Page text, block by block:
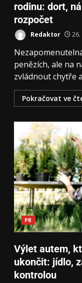
rodinu: dort,
rozpočet
Redaktor 26.
penězích, ale na
zvládnout chytře
Pokračovat ve
PR
Výlet autem,
ukončit: jídlo,
kontrolou